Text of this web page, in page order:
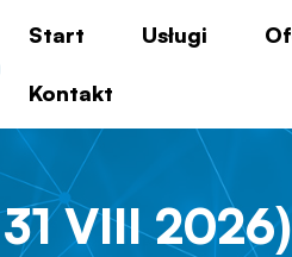
Start Usługi
Kontakt
VIII